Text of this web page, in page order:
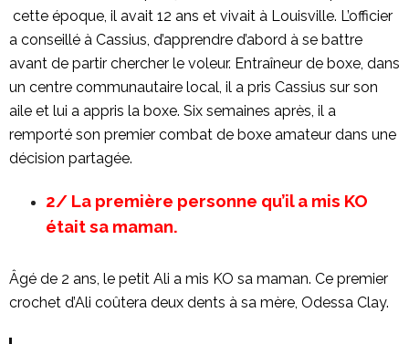
cette époque, il avait 12 ans et vivait à Louisville. L’officier
a conseillé à Cassius, d’apprendre d’abord à se battre
avant de partir chercher le voleur. Entraîneur de boxe, dans
un centre communautaire local, il a pris Cassius sur son
aile et lui a appris la boxe. Six semaines après, il a
remporté son premier combat de boxe amateur dans une
décision partagée.
2/ La première personne qu’il a mis KO
était sa maman.
Âgé de 2 ans, le petit Ali a mis KO sa maman. Ce premier
crochet d’Ali coûtera deux dents à sa mère, Odessa Clay.